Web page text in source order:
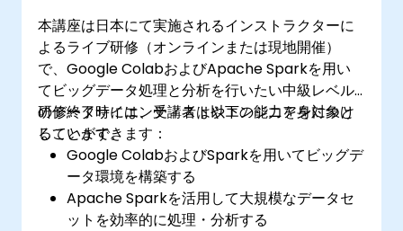
本講座は日本にて実施されるインストラクターに
よるライブ研修（オンラインまたは現地開催）
で、Google ColabおよびApache Sparkを用い
てビッグデータ処理と分析を行いたい中級レベル
のデータサイエンティストやエンジニアを対象と
しています。
研修終了時には、受講者は以下の能力を身につけ
ることができます：
Google ColabおよびSparkを用いてビッグデ
ータ環境を構築する
Apache Sparkを活用して大規模なデータセ
ットを効率的に処理・分析する